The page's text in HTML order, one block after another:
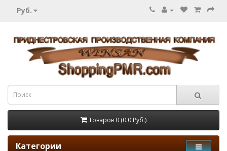
Руб.
Товаров 0 (0.0 Руб.)
Категории